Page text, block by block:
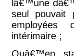
lâ€™une
seul pouvait
employées
intérimaire ;
Quâ€™en